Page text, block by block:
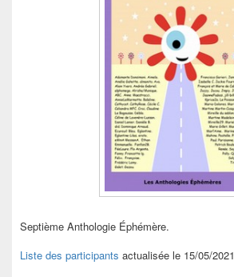
Septième Anthologie Éphémère.
Liste des participants actualisée le 15/05/2021